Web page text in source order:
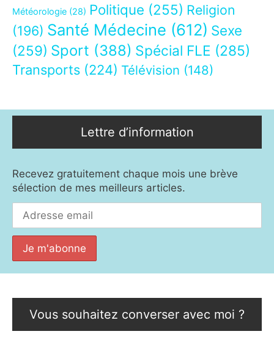
Météorologie (28) Politique (255) Religion
(196) Santé Médecine (612) Sexe
(259) Sport (388) Spécial FLE (285)
Transports (224) Télévision (148)
Lettre d’information
Recevez gratuitement chaque mois une brève
sélection de mes meilleurs articles.
Vous souhaitez converser avec moi ?